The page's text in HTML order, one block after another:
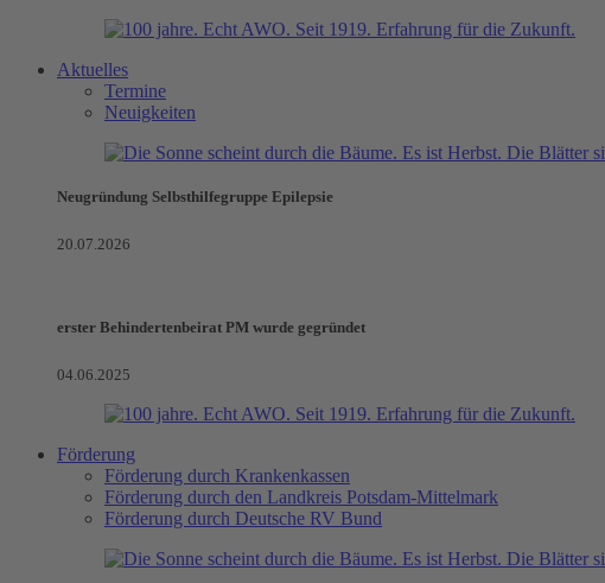
Aktuelles
Termine
Neuigkeiten
Neugründung Selbsthilfegruppe Epilepsie
20.07.2026
erster Behindertenbeirat PM wurde gegründet
04.06.2025
Förderung
Förderung durch Krankenkassen
Förderung durch den Landkreis Potsdam-Mittelmark
Förderung durch Deutsche RV Bund